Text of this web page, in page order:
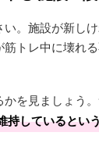
。施設が新し
トレ中に壊れ
を見ましょう
持しているとい